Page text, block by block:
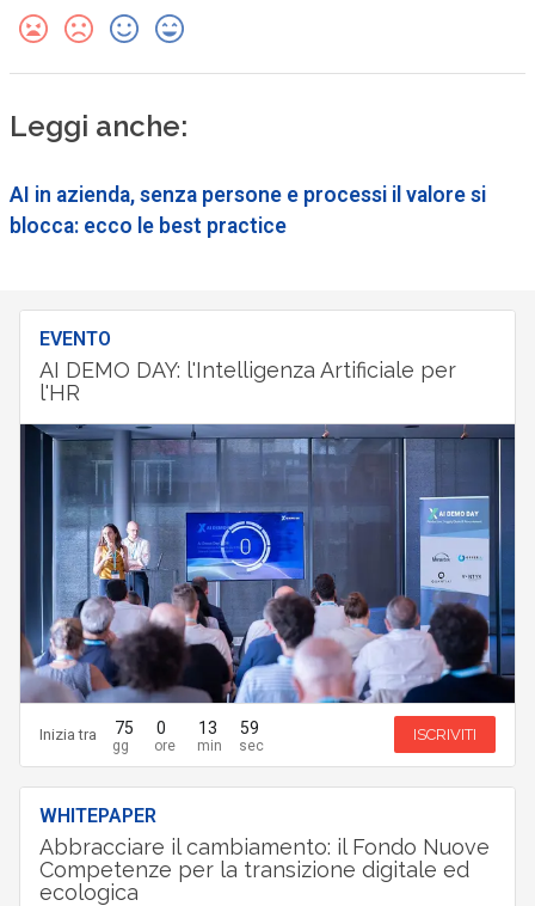
Leggi anche:
AI in azienda, senza persone e processi il valore si
blocca: ecco le best practice
EVENTO
AI DEMO DAY: l'Intelligenza Artificiale per
l'HR
Inizia tra 75 0 13 58 ISCRIVITI
WHITEPAPER
Abbracciare il cambiamento: il Fondo Nuove
Competenze per la transizione digitale ed
ecologica